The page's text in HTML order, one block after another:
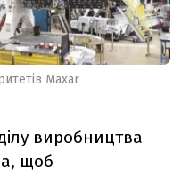
Maxar
виробництва
щоб